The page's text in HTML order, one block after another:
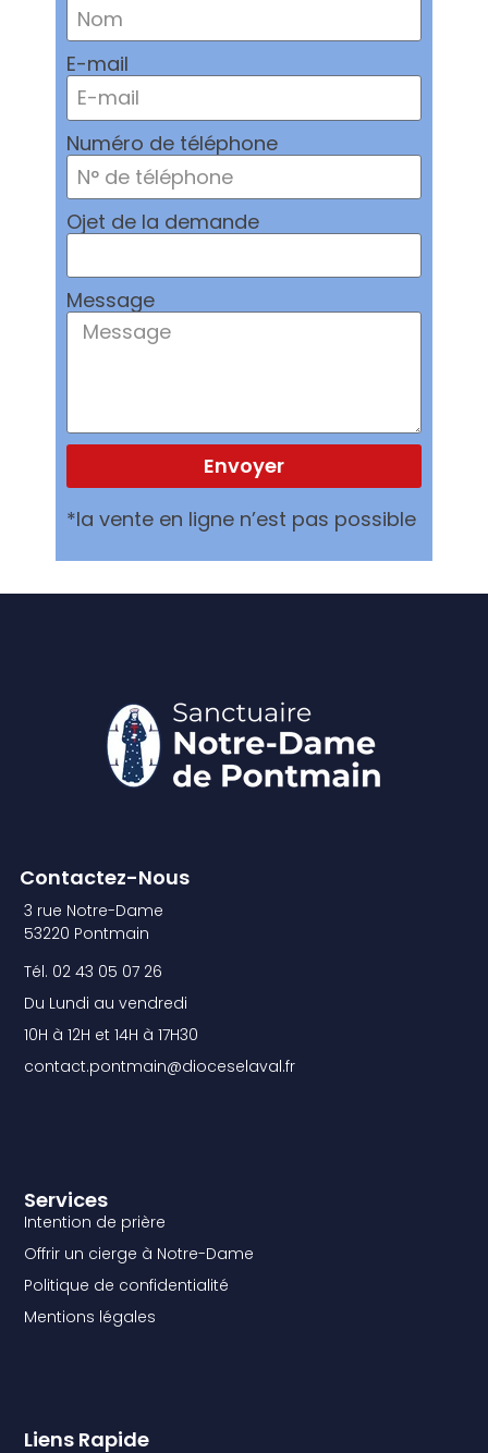
E-mail
Numéro de téléphone
Ojet de la demande
Message
Envoyer
*la vente en ligne n’est pas possible
Services
Intention de prière
Offrir un cierge à Notre-Dame
Politique de confidentialité
Mentions légales
Liens Rapide
Contactez-Nous
3 rue Notre-Dame
53220 Pontmain
Tél. 02 43 05 07 26
Du Lundi au vendredi
10H à 12H et 14H à 17H30
contact.pontmain@dioceselaval.fr